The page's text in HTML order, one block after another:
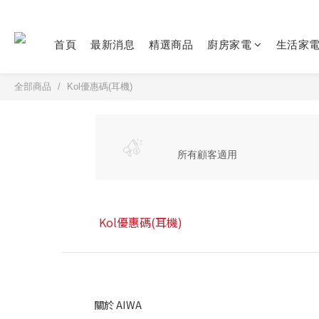
首頁 最新消息 精選商品 廚房家電 生活家電
全部商品 Kol優惠碼(耳機)
所有顧客適用
Kol優惠碼(耳機)
關於 AIWA